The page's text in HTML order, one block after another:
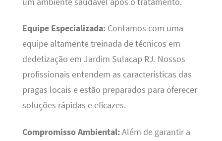
Equipe Especializada:Contamos com uma
equipe altamente treinada de técnicos em
dedetização em Jardim Sulacap RJ. Nossos
profissionais entendem as características das
pragas locais e estão preparados para oferecer
soluções rápidas e eficazes.
Compromisso Ambiental:Além de garantir a